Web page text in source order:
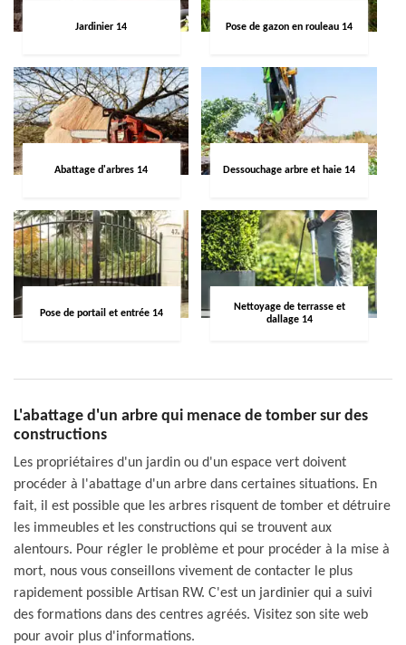
Jardinier 14 Pose de gazon en rouleau 14
Abattage d'arbres 14 Dessouchage arbre et haie 14
Pose de portail et entrée 14
Nettoyage de terrasse et
dallage 14
L'abattage d'un arbre qui menace de tomber sur des
constructions
Les propriétaires d'un jardin ou d'un espace vert doivent
procéder à l'abattage d'un arbre dans certaines situations. En
fait, il est possible que les arbres risquent de tomber et détruire
les immeubles et les constructions qui se trouvent aux
alentours. Pour régler le problème et pour procéder à la mise à
mort, nous vous conseillons vivement de contacter le plus
rapidement possible Artisan RW. C'est un jardinier qui a suivi
des formations dans des centres agréés. Visitez son site web
pour avoir plus d'informations.